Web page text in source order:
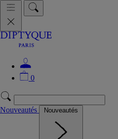
0
Nouveautés Nouveautés